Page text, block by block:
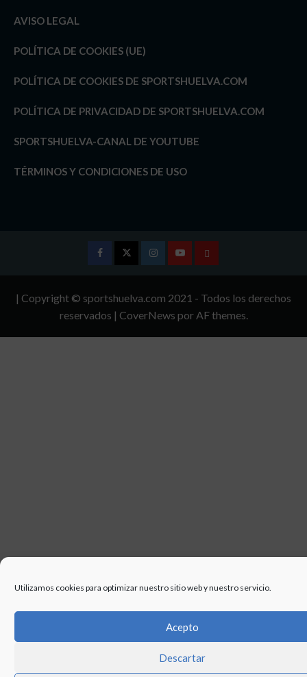
Utilizamos cookies para optimizar nuestro sitio web y nuestro servicio.
Acepto
Descartar
AVISO LEGAL
POLÍTICA DE COOKIES (UE)
POLÍTICA DE COOKIES DE SPORTSHUELVA.COM
POLÍTICA DE PRIVACIDAD DE SPORTSHUELVA.COM
SPORTSHUELVA-CANAL DE YOUTUBE
TÉRMINOS Y CONDICIONES DE USO
InstagramYoutubeTÉRMINOS
CONDICIONES
| Copyright © sportshuelva.com 2021 - Todos los derechos
reservados | CoverNews por AF themes.